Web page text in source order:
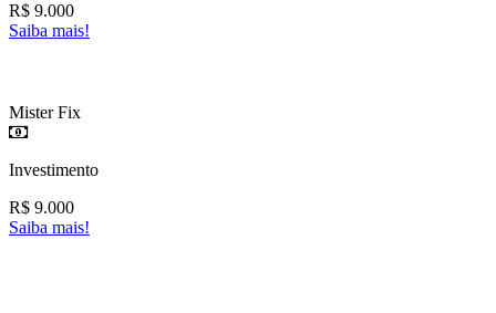
R$ 9.000
Saiba mais!
Mister Fix
Investimento
R$ 9.000
Saiba mais!